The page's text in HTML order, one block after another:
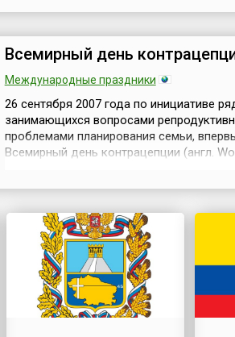
Объединённых н...
Всемирный день
Международные праздники
26 сентября 2007 года по инициативе
занимающихся вопросами
проблемами планирования семьи,
Всемирный день контрацепции (англ.
снижение высо...